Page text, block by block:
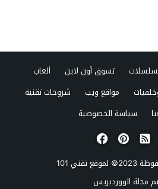
تسوق أون لاين
ألعاب
مواقع ويب
شروحات تقنية
سياسة الخصوصية
لموقع
تقني 101
مجلة الووردبريس